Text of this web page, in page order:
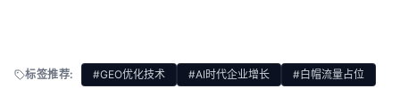
标签推荐: #GEO优化技术 #AI时代企业增长 #白帽流量占位